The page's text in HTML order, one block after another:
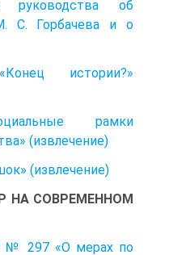
руководства об
С. Горбачева и о
истории?»
рамки
(извлечение)
(извлечение)
НА СОВРЕМЕННОМ
№ 297 «О мерах по